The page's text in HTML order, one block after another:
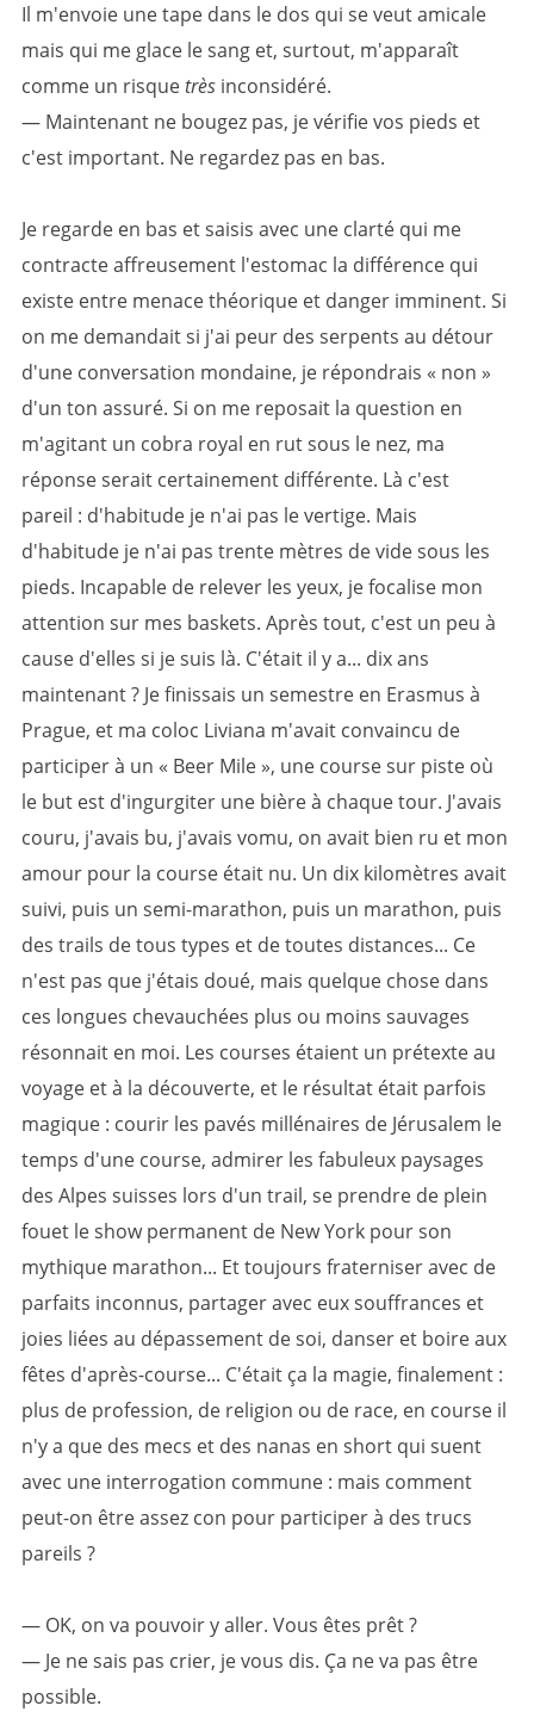
Il m'envoie une tape dans le dos qui se veut amicale
mais qui me glace le sang et, surtout, m'apparaît
comme un risquetrès inconsidéré.
— Maintenant ne bougez pas, je vérifie vos pieds et
c'est important. Ne regardez pas en bas.
Je regarde en bas et saisis avec une clarté qui me
contracte affreusement l'estomac la différence qui
existe entre menace théorique et danger imminent. Si
on me demandait si j'ai peur des serpents au détour
d'une conversation mondaine, je répondrais « non »
d'un ton assuré. Si on me reposait la question en
m'agitant un cobra royal en rut sous le nez, ma
réponse serait certainement différente. Là c'est
pareil : d'habitude je n'ai pas le vertige. Mais
d'habitude je n'ai pas trente mètres de vide sous les
pieds. Incapable de relever les yeux, je focalise mon
attention sur mes baskets. Après tout, c'est un peu à
cause d'elles si je suis là. C'était il y a... dix ans
maintenant ? Je finissais un semestre en Erasmus à
Prague, et ma coloc Liviana m'avait convaincu de
participer à un « Beer Mile », une course sur piste où
le but est d'ingurgiter une bière à chaque tour. J'avais
couru, j'avais bu, j'avais vomu, on avait bien ru et mon
amour pour la course était nu. Un dix kilomètres avait
suivi, puis un semi-marathon, puis un marathon, puis
des trails de tous types et de toutes distances... Ce
n'est pas que j'étais doué, mais quelque chose dans
ces longues chevauchées plus ou moins sauvages
résonnait en moi. Les courses étaient un prétexte au
voyage et à la découverte, et le résultat était parfois
magique : courir les pavés millénaires de Jérusalem le
temps d'une course, admirer les fabuleux paysages
des Alpes suisses lors d'un trail, se prendre de plein
fouet le show permanent de New York pour son
mythique marathon... Et toujours fraterniser avec de
parfaits inconnus, partager avec eux souffrances et
joies liées au dépassement de soi, danser et boire aux
fêtes d'après-course... C'était ça la magie, finalement :
plus de profession, de religion ou de race, en course il
n'y a que des mecs et des nanas en short qui suent
avec une interrogation commune : mais comment
peut-on être assez con pour participer à des trucs
pareils ?
— OK, on va pouvoir y aller. Vous êtes prêt ?
— Je ne sais pas crier, je vous dis. Ça ne va pas être
possible.